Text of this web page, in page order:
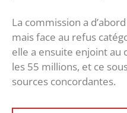
La commission a
mais face au refus
elle a ensuite enjoint au
les 55 millions, et ce
sources concordantes.